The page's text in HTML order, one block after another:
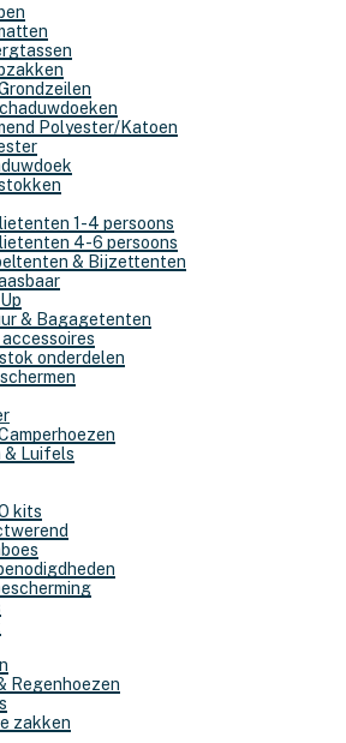
Polyester/Katoen
1-4 persoons
4-6 persoons
& Bijzettenten
& Bagagetenten
onderdelen
& Luifels
kits
Regenhoezen
zakken